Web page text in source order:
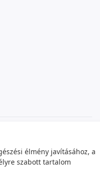
élmény javításához, a
szabott tartalom